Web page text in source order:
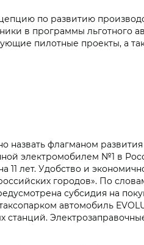
по развитию
в программы льготного
пилотные проекты, а
флагманом развития
электромобилем №1 в
лет. Удобство и
городов». По
субсидия на
автомобиль
станций.